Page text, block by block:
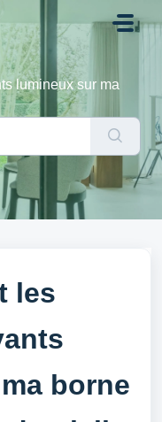
lumineux sur ma
les
borne